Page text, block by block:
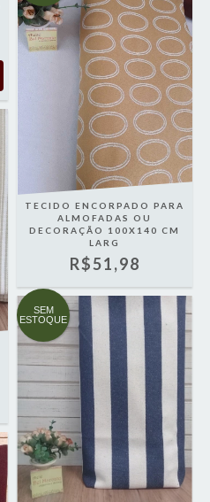
TECIDO ENCORPADO PARA
ALMOFADAS OU
DECORAÇÃO 100X140 CM
LARG
R$51,98
SEM
ESTOQUE